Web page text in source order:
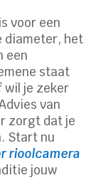
voor een
diameter, het
een
staat
wil je zeker
van
zorgt dat je
Start nu
rioolcamera
jouw